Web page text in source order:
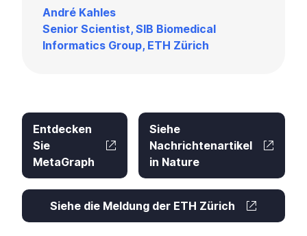
André Kahles
Senior Scientist, SIB Biomedical
Informatics Group, ETH Zürich
Entdecken
Sie
MetaGraph
Siehe
Nachrichtenartikel
in Nature
Siehe die Meldung der ETH Zürich